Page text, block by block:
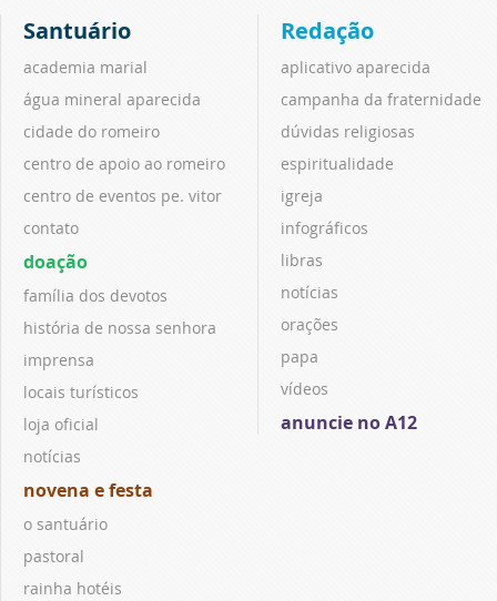
Santuário
academia marial
água mineral aparecida
cidade do romeiro
centro de apoio ao romeiro
centro de eventos pe. vitor
contato
doação
família dos devotos
história de nossa senhora
imprensa
locais turísticos
loja oficial
notícias
novena e festa
o santuário
pastoral
rainha hotéis
Redação
aplicativo aparecida
campanha da fraternidade
dúvidas religiosas
espiritualidade
igreja
infográficos
libras
notícias
orações
papa
vídeos
anuncie no A12